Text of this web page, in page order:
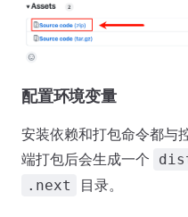
配置环境变量
安装依赖和打包命令都与
端打包后会生成一个
.next 目录。